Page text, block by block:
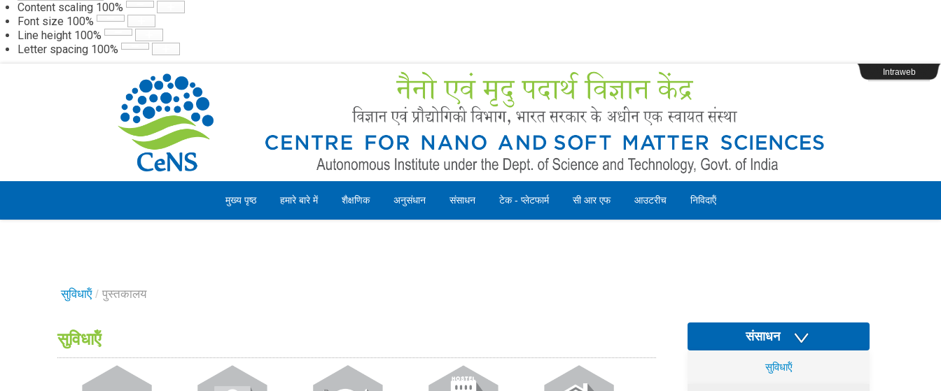
Content scaling 100%
Font size 100%
Line height 100%
Letter spacing 100%
Webmail
Intraweb
मुख्य पृष्ठ हमारे बारे में शैक्षणिक अनुसंधान संसाधन टेक - प्लेटफार्म सी आर एफ आउटरीच निविदाऍं
गुरुवार, 06 अगस्त 2026
सुविधाऍं / पुस्तकालय
सुविधाऍं संसाधन
सुविधाऍं